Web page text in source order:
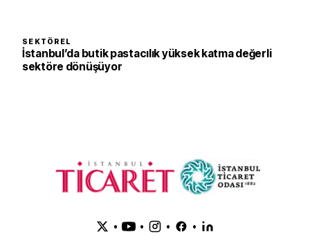
SEKTÖREL
İstanbul’da butik pastacılık yüksek katma değerli
sektöre dönüşüyor
• • • •